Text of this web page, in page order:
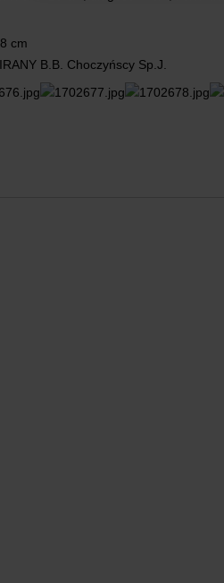
cm
B.B. Choczyńscy Sp.J.